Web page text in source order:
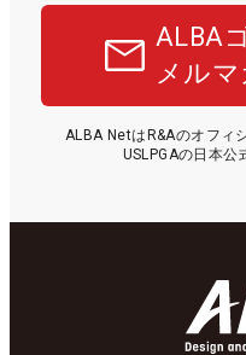
ALBA
メル
ALBA NetはR&Aのオフィ
USLPGAの日本公